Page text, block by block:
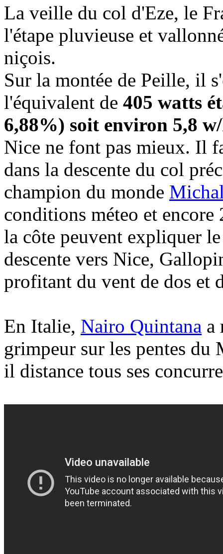
La veille du col d'Eze, le
l'étape pluvieuse et
niçois.
Sur la montée de Peille, il
l'équivalent de 405 watts
6,88%) soit environ 5,8
Nice ne font pas mieux. Il
dans la descente du col
champion du monde
conditions méteo et
la côte peuvent expliquer
descente vers Nice,
profitant du vent de dos et
En Italie, Nairo Quintana a
grimpeur sur les pentes
il distance tous ses